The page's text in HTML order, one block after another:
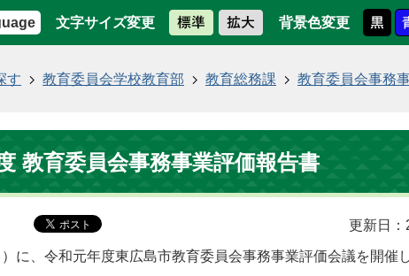
文字サイズ変更 背景色変更
す 教育委員会学校教育部 教育総務課 教育委員会事務
教育委員会事務事業評価報告書
更新日：
に、令和元年度東広島市教育委員会事務事業評価会議を開催